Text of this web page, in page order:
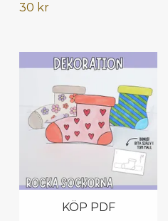
30 kr
KÖP PDF